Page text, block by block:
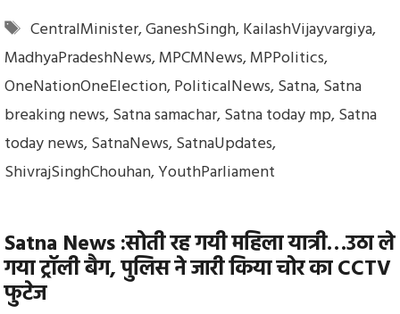
Tags
CentralMinister,GaneshSingh,KailashVijayvargiya,
MadhyaPradeshNews,MPCMNews,MPPolitics,
OneNationOneElection,PoliticalNews,Satna,Satna
breaking news,Satna samachar,Satna today mp,Satna
today news,SatnaNews,SatnaUpdates,
ShivrajSinghChouhan,YouthParliament
Satna News :सोती रह गयी महिला यात्री…उठा ले
गया ट्रॉली बैग, पुलिस ने जारी किया चोर का CCTV
फुटेज